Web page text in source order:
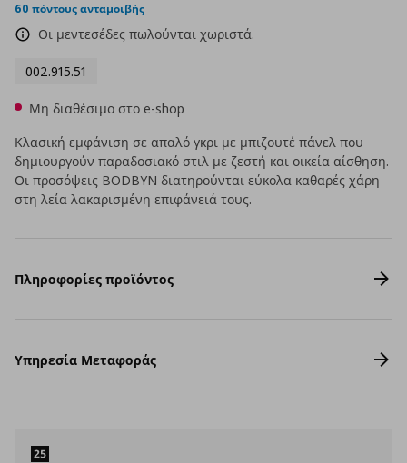
60 πόντους ανταμοιβής
Οι μεντεσέδες πωλούνται χωριστά.
002.915.51
Μη διαθέσιμο στο e-shop
Κλασική εμφάνιση σε απαλό γκρι με μπιζουτέ πάνελ που
δημιουργούν παραδοσιακό στιλ με ζεστή και οικεία αίσθηση.
Οι προσόψεις BODBYN διατηρούνται εύκολα καθαρές χάρη
στη λεία λακαρισμένη επιφάνειά τους.
Πληροφορίες προϊόντος
Υπηρεσία Μεταφοράς